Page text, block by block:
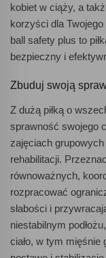
kobiet w ciąży, a
korzyści dla Twojego
ball safety plus to
bezpieczny i
Zbuduj swoją
Z dużą piłką o
sprawność swojego
zajęciach
rehabilitacji.
równoważnych,
rozpracować
słabości i
niestabilnym
ciało, w tym mięśnie